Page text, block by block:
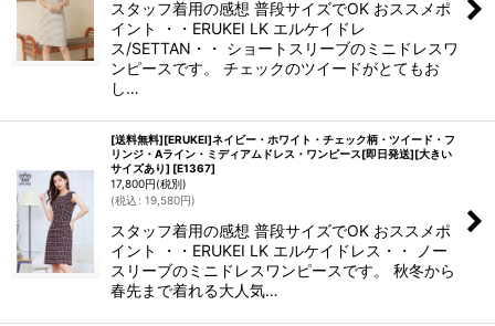
スタッフ着用の感想 普段サイズでOK おススメポ
イント ・・ERUKEI LK エルケイドレ
ス/SETTAN・・ ショートスリーブのミニドレスワ
ンピースです。 チェックのツイードがとてもお
し…
[送料無料][ERUKEI]ネイビー・ホワイト・チェック柄・ツイード・フ
リンジ・Aライン・ミディアムドレス・ワンピース[即日発送][大きい
サイズあり] [E1367]
17,800円(税別)
(税込 : 19,580円)
スタッフ着用の感想 普段サイズでOK おススメポ
イント ・・ERUKEI LK エルケイドレス・・ ノー
スリーブのミニドレスワンピースです。 秋冬から
春先まで着れる大人気…